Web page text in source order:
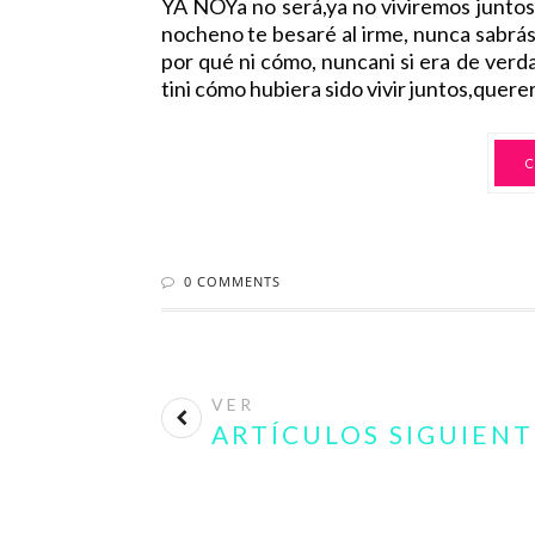
YA NOYa no será,ya no viviremos
nocheno te besaré al irme, nunca
por qué ni cómo, nuncani si era de
tini cómo hubiera sido vivir
0 COMMENTS
VER
ARTÍCULOS